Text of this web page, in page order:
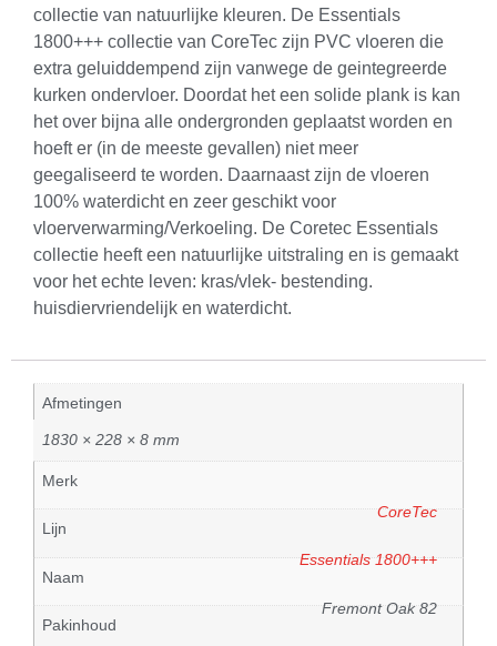
collectie van natuurlijke kleuren. De Essentials
1800+++ collectie van CoreTec zijn PVC vloeren die
extra geluiddempend zijn vanwege de geintegreerde
kurken ondervloer. Doordat het een solide plank is kan
het over bijna alle ondergronden geplaatst worden en
hoeft er (in de meeste gevallen) niet meer
geegaliseerd te worden. Daarnaast zijn de vloeren
100% waterdicht en zeer geschikt voor
vloerverwarming/Verkoeling. De Coretec Essentials
collectie heeft een natuurlijke uitstraling en is gemaakt
voor het echte leven: kras/vlek- bestending.
huisdiervriendelijk en waterdicht.
Afmetingen
1830 × 228 × 8 mm
Merk
CoreTec
Lijn
Essentials 1800+++
Naam
Fremont Oak 82
Pakinhoud